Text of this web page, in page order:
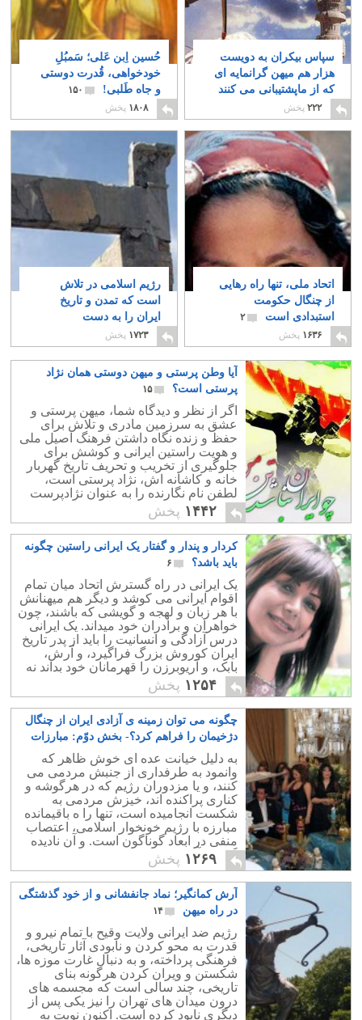
سپاس بیکران به دویست
هزار هم میهن گرانمایه ای
که از ماپشتیبانی می کنند
۵
۲۲۲ پخش
حُسین اِبن عَلی؛ سَمبُلِ
خودخواهی، قُدرت دوستی
و جاه طَلبی!
۱۵۰
۱۸۰۸ پخش
اتحاد ملی، تنها راه رهایی
از چنگال حکومت
استبدادی است
۲
۱۶۳۶ پخش
رژیم اسلامی در تلاش
است که تمدن و تاریخ
ایران را به دست
فراموشی بسپارد
۱۷۲۳ پخش
آیا وطن پرستی و میهن دوستی همان نژاد
پرستی است؟
۱۵
اگر از نظر و دیدگاه شما، میهن پرستی و
عشق به سرزمین مادری و تلاش برای
حفظ و زنده نگاه داشتن فرهنگ اصیل ملی
و هویت راستین ایرانی و کوشش برای
جلوگیری از تخریب و تحریف تاریخ گهربار
خانه و کاشانه اش، نژاد پرستی است،
لطفن نام نگارنده را به عنوان نژادپرست
ترین ایرانی، در لیست نژادپرستان خود ثبت
کنید.
۱۴۴۲ پخش
کردار و پندار و گفتار یک ایرانی راستین چگونه
باید باشد؟
۶
یک ایرانی در راه گسترش اتحاد میان تمام
اقوام ایرانی می کوشد و دیگر هم میهنانش
با هر زبان و لهجه و گویشی که باشند، چون
خواهران و برادران خود میداند. یک ایرانی
درس آزادگی و انسانیت را باید از پدر تاریخ
ایران کوروش بزرگ فراگیرد، و آرش،
بابک، و آریوبرزن را قهرمانان خود بداند نه
حس، حسین، علی، و فاطمه.
۱۲۵۴ پخش
چگونه می توان زمینه ی آزادی ایران از چنگال
دژخیمان را فراهم کرد؟- بخش دوّم: مبارزات
منفی
۲۱
به دلیل خیانت عده ای خوش ظاهر که
وانمود به طرفداری از جنبش مردمی می
کنند، و یا مزدوران رژیم که در هرگوشه و
کناری پراکنده اند، خیزش مردمی به
شکست انجامیده است، تنها را ه باقیمانده
مبارزه با رژیم خونخوار اسلامی، اعتصاب
منفی در ابعاد گوناگون است. و آن نادیده
گرفتن آخوند و شرکت نکردن در محفل
های آنهاست.
۱۲۶۹ پخش
آرش کمانگیر؛ نماد جانفشانی و از خود گذشتگی
در راه میهن
۱۴
رژیم ضد ایرانی ولایت وقیح با تمام نیرو و
قدرت به محو کردن و نابودی آثار تاریخی،
فرهنگی پرداخته، و به دنبال غارت موزه ها،
شکستن و ویران کردن هرگونه بنای
تاریخی، چند سالی است که مجسمه های
درون میدان های تهران را نیز یکی پس از
دیگری نابود کرده است. اکنون نوبت به